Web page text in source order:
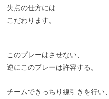
失点の仕方には
こだわります。
このプレーはさせない、
逆にこのプレーは許容する。
チームできっちり線引きを行い、